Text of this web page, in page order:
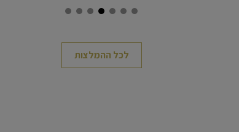
של עורכת דין אשר לא הייתה מביישת פרקליטת מדינה